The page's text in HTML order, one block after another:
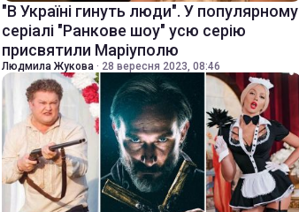
"В Україні гинуть люди". У популярному
серіалі "Ранкове шоу" усю серію
присвятили Маріуполю
Людмила Жукова · 28 вересня 2023, 08:46